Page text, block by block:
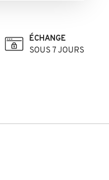
ÉCHANGE
SOUS 7 JOURS